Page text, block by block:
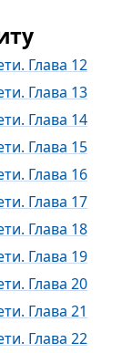
Глава 12
Глава 13
Глава 14
Глава 15
Глава 16
Глава 17
Глава 18
Глава 19
Глава 20
Глава 21
Глава 22